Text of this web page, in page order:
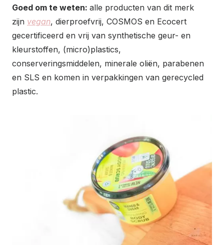
Goed om te weten: alle producten van dit merk
zijn vegan, dierproefvrij, COSMOS en Ecocert
gecertificeerd en vrij van synthetische geur- en
kleurstoffen, (micro)plastics,
conserveringsmiddelen, minerale oliën, parabenen
en SLS en komen in verpakkingen van gerecycled
plastic.